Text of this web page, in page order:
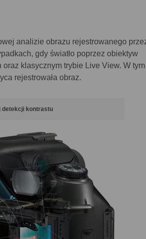
analizie obrazu rejestrowanego
gdy światło poprzez obiektyw
klasycznym trybie Live View. W tym
rejestrowała obraz.
detekcji kontrastu